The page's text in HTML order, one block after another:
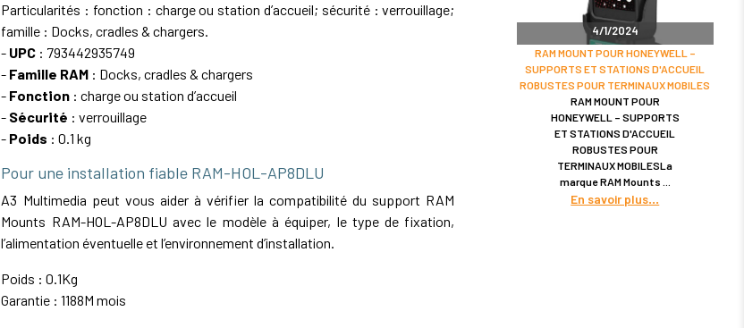
Particularités : fonction : charge ou station d’accueil; sécurité : verrouillage;
famille : Docks, cradles & chargers.
- UPC : 793442935749
- Famille RAM : Docks, cradles & chargers
- Fonction : charge ou station d’accueil
- Sécurité : verrouillage
- Poids : 0.1 kg
Pour une installation fiable RAM-HOL-AP8DLU
A3 Multimedia peut vous aider à vérifier la compatibilité du support RAM
Mounts RAM-HOL-AP8DLU avec le modèle à équiper, le type de fixation,
l’alimentation éventuelle et l’environnement d’installation.
Poids : 0.1Kg
Garantie : 1188M mois
4/1/2024
RAM MOUNT POUR HONEYWELL –
SUPPORTS ET STATIONS D'ACCUEIL
ROBUSTES POUR TERMINAUX MOBILES
RAM MOUNT POUR
HONEYWELL – SUPPORTS
ET STATIONS D'ACCUEIL
ROBUSTES POUR
TERMINAUX MOBILESLa
marque RAM Mounts
En savoir plus